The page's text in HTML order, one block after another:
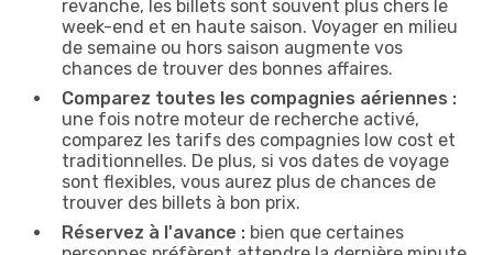
revanche, les billets sont souvent plus chers le
week-end et en haute saison. Voyager en milieu
de semaine ou hors saison augmente vos
chances de trouver des bonnes affaires.
Comparez toutes les compagnies aériennes :
une fois notre moteur de recherche activé,
comparez les tarifs des compagnies low cost et
traditionnelles. De plus, si vos dates de voyage
sont flexibles, vous aurez plus de chances de
trouver des billets à bon prix.
Réservez à l'avance : bien que certaines